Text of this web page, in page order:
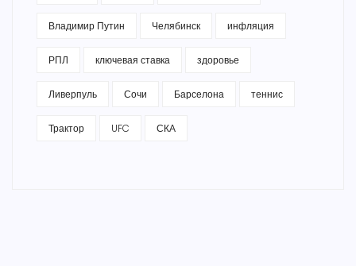
Владимир Путин Челябинск инфляция
РПЛ ключевая ставка здоровье
Ливерпуль Сочи Барселона теннис
Трактор UFC СКА